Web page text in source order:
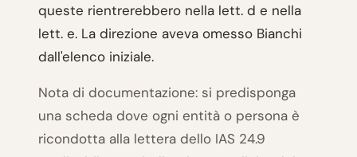
queste rientrerebbero nella lett. d e nella
lett. e. La direzione aveva omesso Bianchi
dall'elenco iniziale.
Nota di documentazione: si predisponga
una scheda dove ogni entità o persona è
ricondotta alla lettera dello IAS 24.9